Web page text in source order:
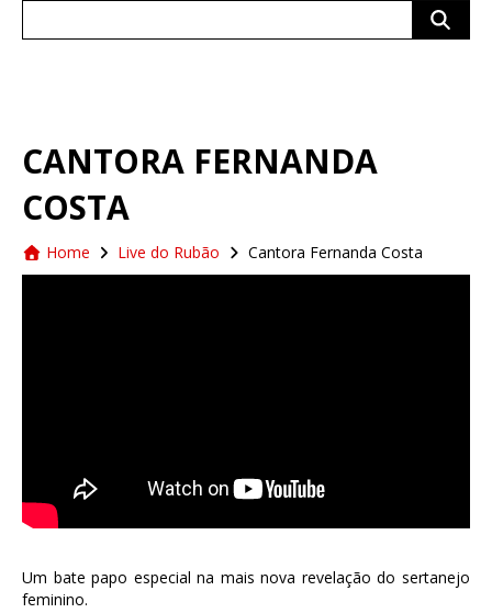
CANTORA FERNANDA
COSTA
Home Live do Rubão Cantora Fernanda Costa
Um bate papo especial na mais nova revelação do sertanejo
feminino.